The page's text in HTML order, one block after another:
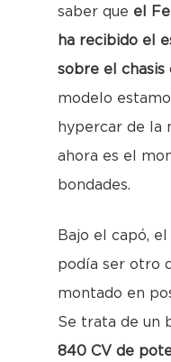
saber que el
ha recibido el
sobre el chasis
modelo
hypercar de la
ahora es el
bondades.
Bajo el capó,
podía ser otro
montado en
Se trata de un
840 CV de